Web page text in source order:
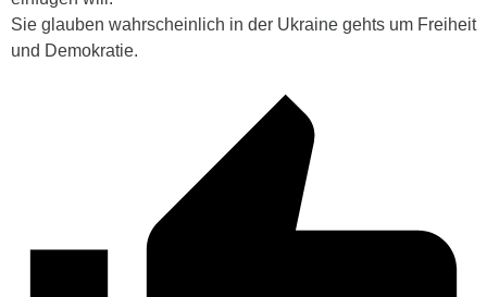
Sie glauben wahrscheinlich in der Ukraine gehts um Freiheit
und Demokratie.